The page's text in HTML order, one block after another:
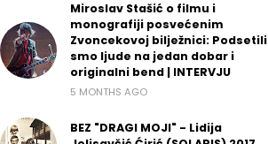
Miroslav Stašić o filmu i
monografiji posvećenim
Zvoncekovoj bilježnici: Podsetili
smo ljude na jedan dobar i
originalni bend | INTERVJU
5 MONTHS AGO
BEZ "DRAGI MOJI" - Lidija